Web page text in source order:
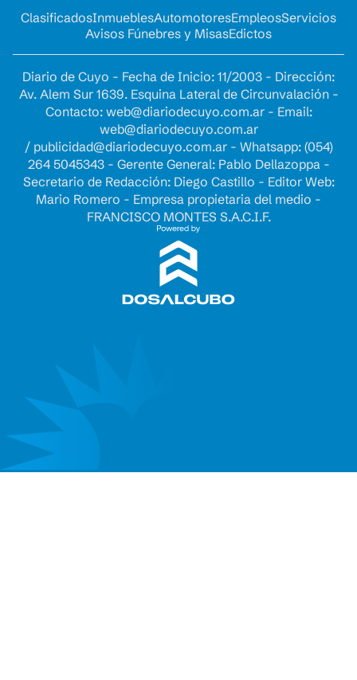
ClasificadosInmueblesAutomotoresEmpleosServicios
Avisos Fúnebres y MisasEdictos
Diario de Cuyo - Fecha de Inicio: 11/2003 - Dirección:
Av. Alem Sur 1639. Esquina Lateral de Circunvalación -
Contacto: web@diariodecuyo.com.ar- Email:
web@diariodecuyo.com.ar
/ publicidad@diariodecuyo.com.ar- Whatsapp: (054)
264 5045343 - Gerente General: Pablo Dellazoppa -
Secretario de Redacción: Diego Castillo - Editor Web:
Mario Romero - Empresa propietaria del medio -
FRANCISCO MONTES S.A.C.I.F.